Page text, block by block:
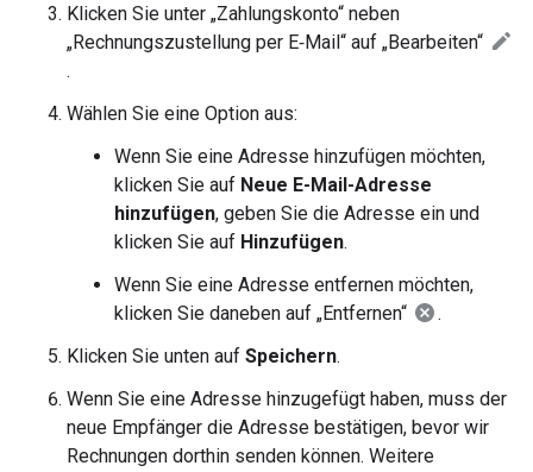
Klicken Sie unter „Zahlungskonto“ neben
„Rechnungszustellung per E‑Mail“ auf „Bearbeiten“
.
Wählen Sie eine Option aus:
Wenn Sie eine Adresse hinzufügen möchten,
klicken Sie auf Neue E-Mail-Adresse
hinzufügen, geben Sie die Adresse ein und
klicken Sie auf Hinzufügen.
Wenn Sie eine Adresse entfernen möchten,
klicken Sie daneben auf „Entfernen“
.
Klicken Sie unten auf Speichern.
Wenn Sie eine Adresse hinzugefügt haben, muss der
neue Empfänger die Adresse bestätigen, bevor wir
Rechnungen dorthin senden können. Weitere